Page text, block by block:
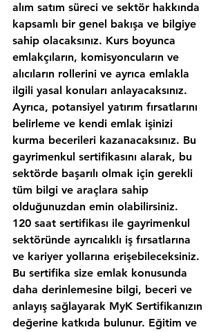
alım satım süreci ve sektör hakkında
kapsamlı bir genel bakışa ve bilgiye
sahip olacaksınız. Kurs boyunca
emlakçıların, komisyoncuların ve
alıcıların rollerini ve ayrıca emlakla
ilgili yasal konuları anlayacaksınız.
Ayrıca, potansiyel yatırım fırsatlarını
belirleme ve kendi emlak işinizi
kurma becerileri kazanacaksınız. Bu
gayrimenkul sertifikasını alarak, bu
sektörde başarılı olmak için gerekli
tüm bilgi ve araçlara sahip
olduğunuzdan emin olabilirsiniz.
120 saat sertifikası ile gayrimenkul
sektöründe ayrıcalıklı iş fırsatlarına
ve kariyer yollarına erişebileceksiniz.
Bu sertifika size emlak konusunda
daha derinlemesine bilgi, beceri ve
anlayış sağlayarak MyK Sertifikanızın
değerine katkıda bulunur. Eğitim ve